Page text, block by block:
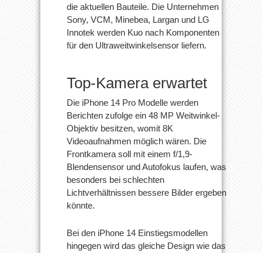
die aktuellen Bauteile. Die Unternehmen
Sony, VCM, Minebea, Largan und LG
Innotek werden Kuo nach Komponenten
für den Ultraweitwinkelsensor liefern.
Top-Kamera erwartet
Die iPhone 14 Pro Modelle werden
Berichten zufolge ein 48 MP Weitwinkel-
Objektiv besitzen, womit 8K
Videoaufnahmen möglich wären. Die
Frontkamera soll mit einem f/1,9-
Blendensensor und Autofokus laufen, was
besonders bei schlechten
Lichtverhältnissen bessere Bilder ergeben
könnte.
Bei den iPhone 14 Einstiegsmodellen
hingegen wird das gleiche Design wie das